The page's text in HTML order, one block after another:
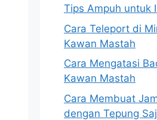
Tips Ampuh untuk
Cara Teleport di
Kawan Mastah
Cara Mengatasi
Kawan Mastah
Cara Membuat
dengan Tepung